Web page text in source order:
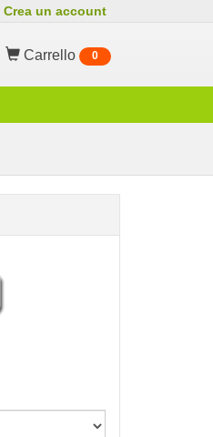
Crea un account
Carrello 0